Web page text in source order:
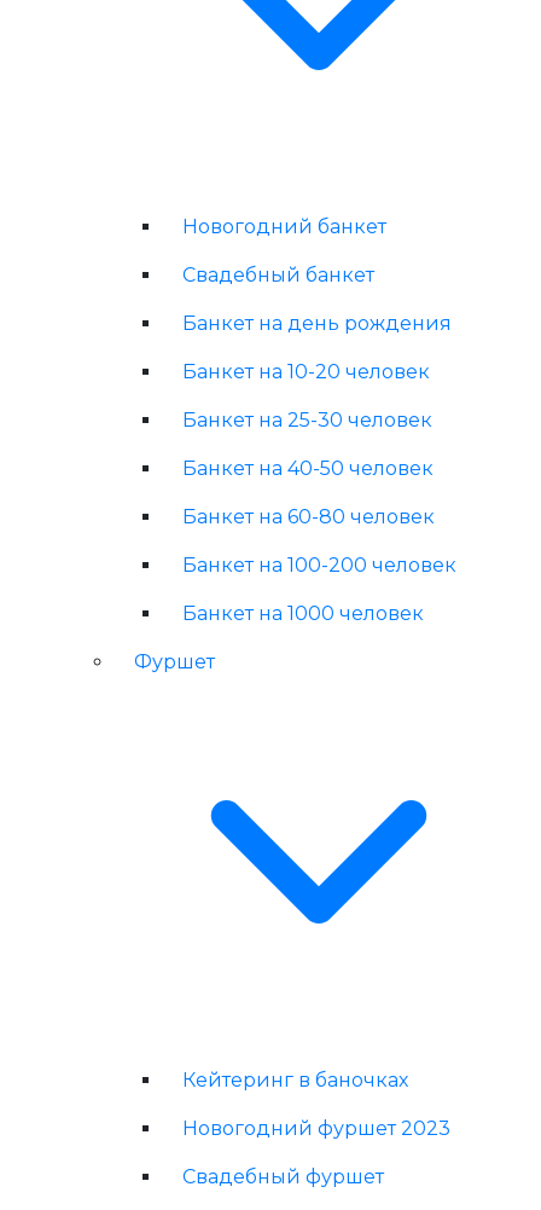
Новогодний банкет
Свадебный банкет
Банкет на день рождения
Банкет на 10-20 человек
Банкет на 25-30 человек
Банкет на 40-50 человек
Банкет на 60-80 человек
Банкет на 100-200 человек
Банкет на 1000 человек
Фуршет
Кейтеринг в баночках
Новогодний фуршет 2023
Свадебный фуршет